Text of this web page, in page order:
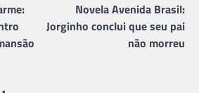
Novela Avenida Brasil:
Jorginho conclui que seu pai
não morreu